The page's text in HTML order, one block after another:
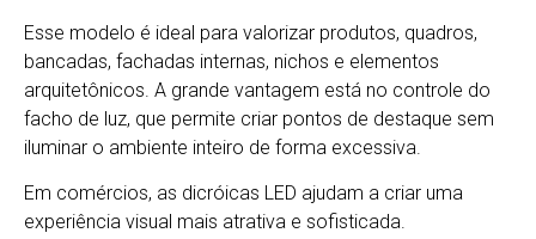
Esse modelo é ideal para valorizar produtos, quadros,
bancadas, fachadas internas, nichos e elementos
arquitetônicos. A grande vantagem está no controle do
facho de luz, que permite criar pontos de destaque sem
iluminar o ambiente inteiro de forma excessiva.
Em comércios, as dicróicas LED ajudam a criar uma
experiência visual mais atrativa e sofisticada.